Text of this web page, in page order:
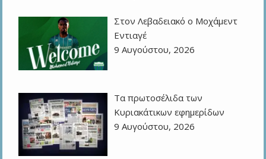
Στον Λεβαδειακό ο Μοχάμεντ
Εντιαγέ
9 Αυγούστου, 2026
Τα πρωτοσέλιδα των
Kυριακάτικων εφημερίδων
9 Αυγούστου, 2026